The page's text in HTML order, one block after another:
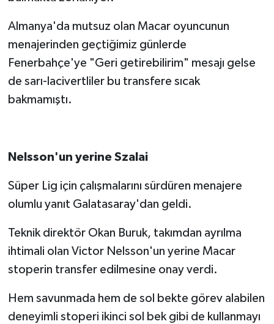
Almanya'da mutsuz olan Macar oyuncunun
menajerinden geçtiğimiz günlerde
Fenerbahçe'ye "Geri getirebilirim" mesajı gelse
de sarı-lacivertliler bu transfere sıcak
bakmamıştı.
Nelsson'un yerine Szalai
Süper Lig için çalışmalarını sürdüren menajere
olumlu yanıt Galatasaray'dan geldi.
Teknik direktör Okan Buruk, takımdan ayrılma
ihtimali olan Victor Nelsson'un yerine Macar
stoperin transfer edilmesine onay verdi.
Hem savunmada hem de sol bekte görev alabilen
deneyimli stoperi ikinci sol bek gibi de kullanmayı